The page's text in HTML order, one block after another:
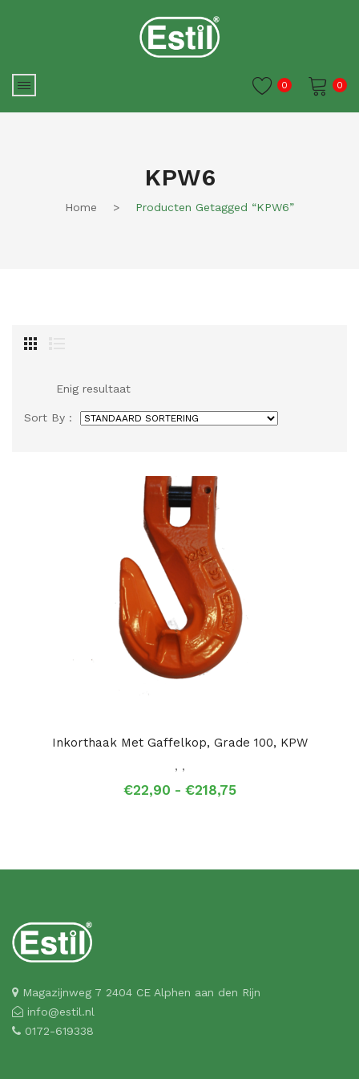
0
0
KPW6
Home > Producten Getagged “KPW6”
Enig resultaat
Sort By :
Inkorthaak Met Gaffelkop, Grade 100, KPW
, ,
€22,90 - €218,75Prijsklasse:
Magazijnweg 7 2404 CE Alphen aan den Rijn
info@estil.nl
0172-619338